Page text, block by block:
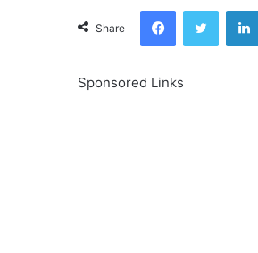
Share
FacebookTwitter
Sponsored Links